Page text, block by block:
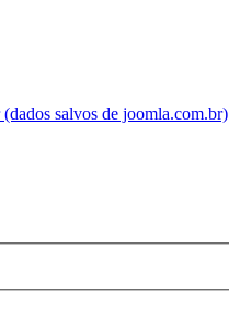
salvos de joomla.com.br)